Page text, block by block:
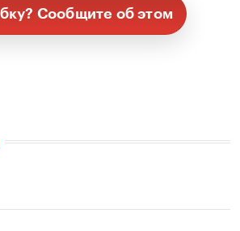
Сообщите об этом